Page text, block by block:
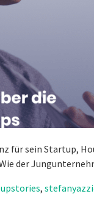
für sein Startup,
der
,